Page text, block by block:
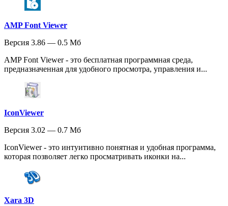
AMP Font Viewer
Версия 3.86 — 0.5 Мб
AMP Font Viewer - это бесплатная программная среда,
предназначенная для удобного просмотра, управления и...
IconViewer
Версия 3.02 — 0.7 Мб
IconViewer - это интуитивно понятная и удобная программа,
которая позволяет легко просматривать иконки на...
Xara 3D